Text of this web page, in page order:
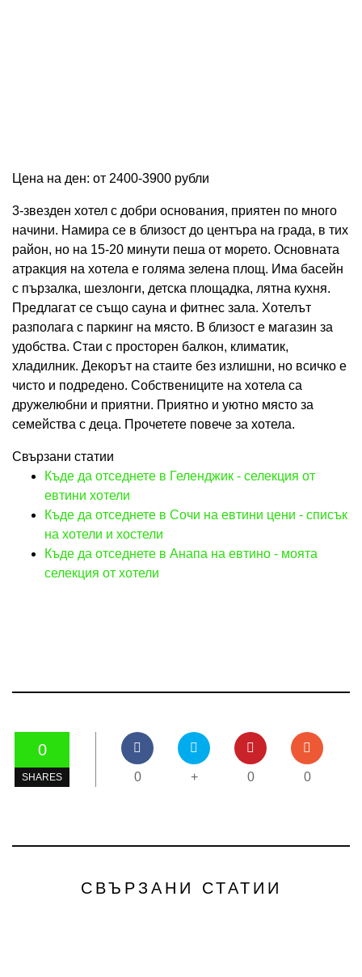
Цена на ден: от 2400-3900 рубли
3-звезден хотел с добри основания, приятен по много
начини. Намира се в близост до центъра на града, в тих
район, но на 15-20 минути пеша от морето. Основната
атракция на хотела е голяма зелена площ. Има басейн
с пързалка, шезлонги, детска площадка, лятна кухня.
Предлагат се също сауна и фитнес зала. Хотелът
разполага с паркинг на място. В близост е магазин за
удобства. Стаи с просторен балкон, климатик,
хладилник. Декорът на стаите без излишни, но всичко е
чисто и подредено. Собствениците на хотела са
дружелюбни и приятни. Приятно и уютно място за
семейства с деца. Прочетете повече за хотела.
Свързани статии
Къде да отседнете в Геленджик - селекция от
евтини хотели
Къде да отседнете в Сочи на евтини цени - списък
на хотели и хостели
Къде да отседнете в Анапа на евтино - моята
селекция от хотели
0
SHARES 0 + 0 0
СВЪРЗАНИ СТАТИИ